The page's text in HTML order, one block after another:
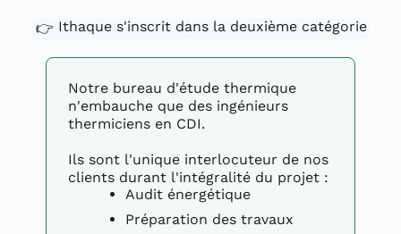
👉 Ithaque s'inscrit dans la deuxième catégorie
Notre bureau d'étude thermique
n'embauche que des ingénieurs
thermiciens en CDI.
Ils sont l'unique interlocuteur de nos
clients durant l'intégralité du projet :
Audit énergétique
Préparation des travaux